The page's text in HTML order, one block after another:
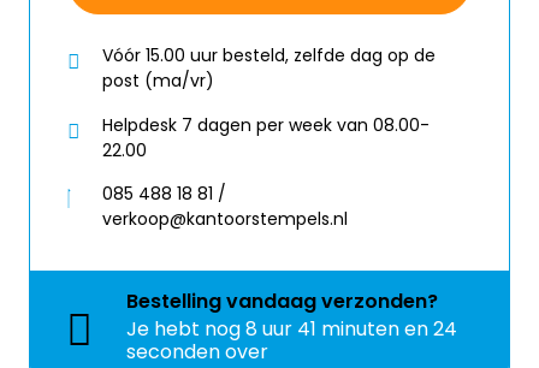
Vóór 15.00 uur besteld, zelfde dag op de
post (ma/vr)
Helpdesk 7 dagen per week van 08.00-
22.00
085 488 18 81 /
verkoop@kantoorstempels.nl
Bestellingvandaagverzonden?
Je hebt nog8 uur 41 minuten en 24
seconden over